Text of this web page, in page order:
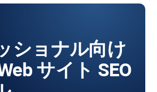
ショナル向け
サイト SEO